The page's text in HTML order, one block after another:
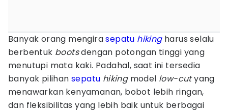
Banyak orang mengirasepatu hikingharus selalu
berbentuk bootsdengan potongan tinggi yang
menutupi mata kaki. Padahal, saat ini tersedia
banyak pilihansepatu hikingmodel low-cutyang
menawarkan kenyamanan, bobot lebih ringan,
dan fleksibilitas yang lebih baik untuk berbagai